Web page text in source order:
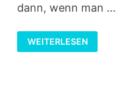
dann, wenn man …
LYCRA-
ARMBÄNDER
MIT
WEITERLESEN